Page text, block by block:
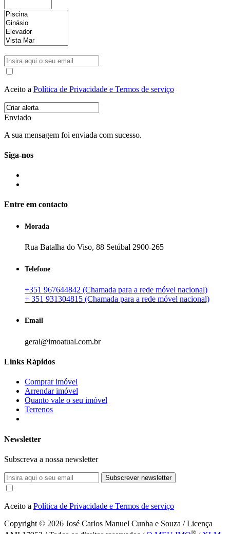
Aceito a Política de Privacidade e Termos de serviço
Enviado
A sua mensagem foi enviada com sucesso.
Siga-nos
Entre em contacto
Morada
Rua Batalha do Viso, 88 Setúbal 2900-265
Telefone
+351 967644842 (Chamada para a rede móvel nacional)
+ 351 931304815 (Chamada para a rede móvel nacional)
Email
geral@imoatual.com.br
Links Rápidos
Comprar imóvel
Arrendar imóvel
Quanto vale o seu imóvel
Terrenos
Newsletter
Subscreva a nossa newsletter
Subscrever newsletter
Aceito a Política de Privacidade e Termos de serviço
Copyright © 2026 José Carlos Manuel Cunha e Souza / Licença
®